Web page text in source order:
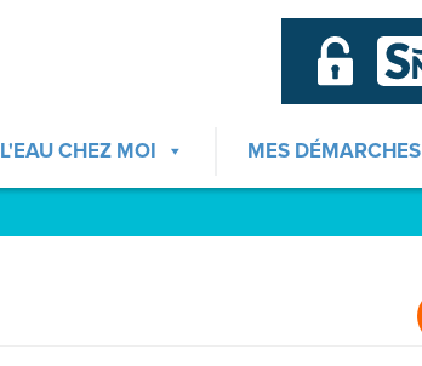
L'EAU CHEZ MOI MES DÉMARCHES